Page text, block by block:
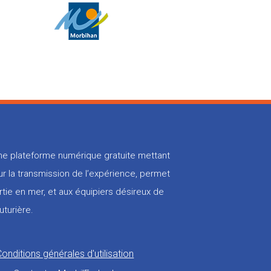
plateforme numérique gratuite mettant
la transmission de l’expérience, permet
en mer, et aux équipiers désireux de
générales d'utilisation